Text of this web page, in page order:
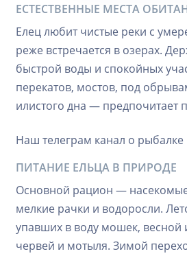
ЕСТЕСТВЕННЫЕ МЕСТА
Елец любит чистые реки с
реже встречается в озерах.
быстрой воды и спокойных
перекатов, мостов, под
илистого дна — предпочитает
Наш телеграм канал о рыбалке
ПИТАНИЕ ЕЛЬЦА В ПРИРОДЕ
Основной рацион —
мелкие рачки и водоросли.
упавших в воду мошек, весной
червей и мотыля. Зимой